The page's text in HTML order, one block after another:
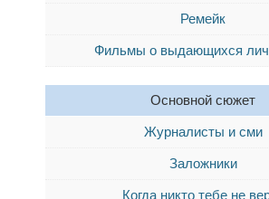
Ремейк
Фильмы о выдающихся
Основной сюжет
Журналисты и сми
Заложники
Когда никто тебе не